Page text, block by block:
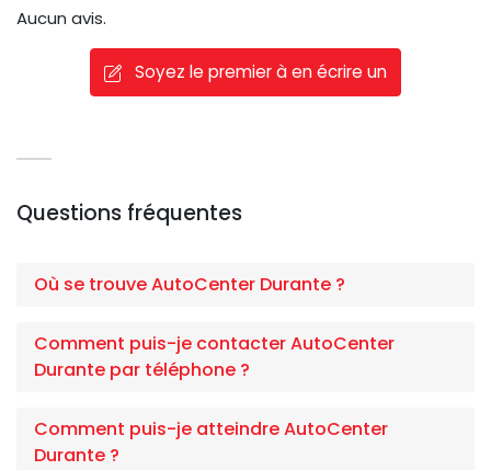
Aucun avis.
Soyez le premier à en écrire un
Questions fréquentes
Où se trouve AutoCenter Durante ?
Comment puis-je contacter AutoCenter
Durante par téléphone ?
Comment puis-je atteindre AutoCenter
Durante ?